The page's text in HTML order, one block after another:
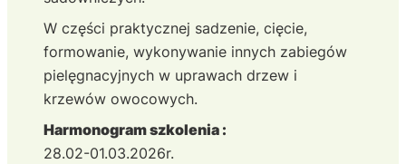
W części praktycznej sadzenie, cięcie,
formowanie, wykonywanie innych zabiegów
pielęgnacyjnych w uprawach drzew i
krzewów owocowych.
Harmonogram szkolenia :
28.02-01.03.2026r.